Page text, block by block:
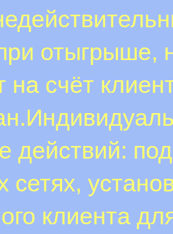
отыгрыше,
на счёт
действий:
сетях,
клиента